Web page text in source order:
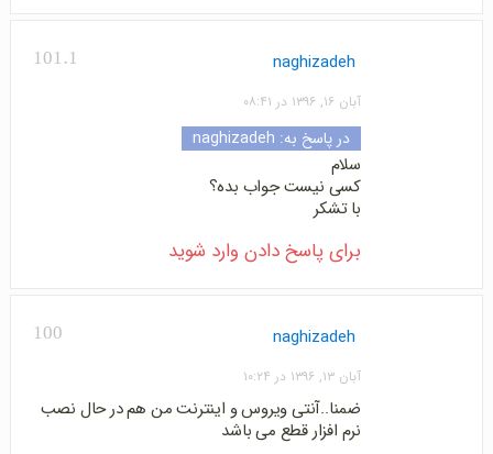
101.1 naghizadeh
آبان ۱۶, ۱۳۹۶ در ۰۸:۴۱
در پاسخ به: naghizadeh
سلام
کسی نیست جواب بده؟
با تشکر
برای پاسخ دادن وارد شوید
100 naghizadeh
آبان ۱۳, ۱۳۹۶ در ۱۰:۲۴
ضمنا..آنتی ویروس و اینترنت من هم در حال نصب
نرم افزار قطع می باشد